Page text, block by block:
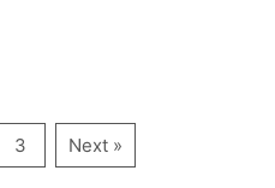
3 Next »